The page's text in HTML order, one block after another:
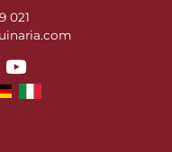
021
youtube